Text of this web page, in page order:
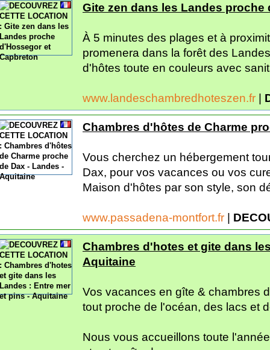
Gite zen dans les Landes
À 5 minutes des plages et à
promenera dans la forêt des
d'hôtes toute en couleurs avec
www.landeschambredhoteszen.fr |
Chambres d'hôtes de Charme
Vous cherchez un hébergement
Dax, pour vos vacances ou vos
Maison d'hôtes par son style, son
www.passadena-montfort.fr |
Chambres d'hotes et gite dans
Aquitaine
Vos vacances en gîte & chambres
tout proche de l'océan, des lacs et
Nous vous accueillons toute